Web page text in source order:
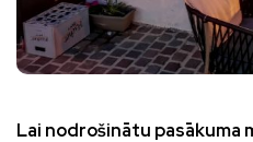
Lai nodrošinātu pasākuma